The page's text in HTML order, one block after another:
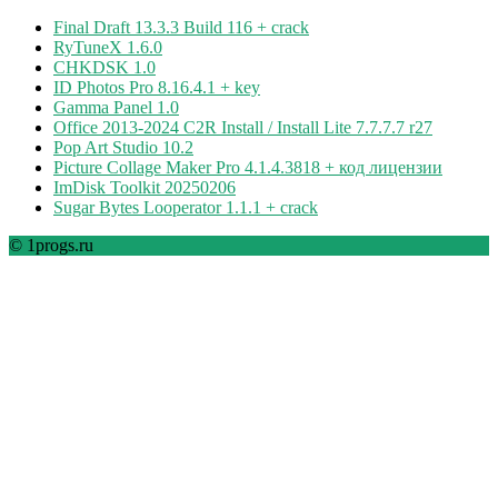
Final Draft 13.3.3 Build 116 + crack
RyTuneX 1.6.0
CHKDSK 1.0
ID Photos Pro 8.16.4.1 + key
Gamma Panel 1.0
Office 2013-2024 C2R Install / Install Lite 7.7.7.7 r27
Pop Art Studio 10.2
Picture Collage Maker Pro 4.1.4.3818 + код лицензии
ImDisk Toolkit 20250206
Sugar Bytes Looperator 1.1.1 + crack
© 1progs.ru